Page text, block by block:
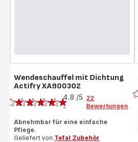
Wendeschauffel mit Dichtung
Actifry XA900302
Bewertung
4.8 /5
-
22
Bewertungen
Abnehmbar für eine einfache
Pflege.
Geliefert von Tefal Zubehör